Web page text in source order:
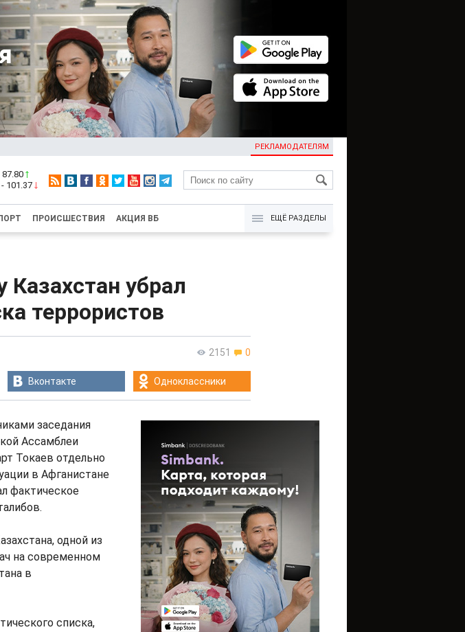
РЕКЛАМОДАТЕЛЯМ
KG
87.80
101.37
ПРОИСШЕСТВИЯ АКЦИЯ ВБ ЕЩЁ РАЗДЕЛЫ
Казахстан убрал
террористов
2151 0
Вконтакте Одноклассники
заседания
Ассамблеи
Токаев отдельно
в Афганистане
фактическое
одной из
на современном
в
списка,